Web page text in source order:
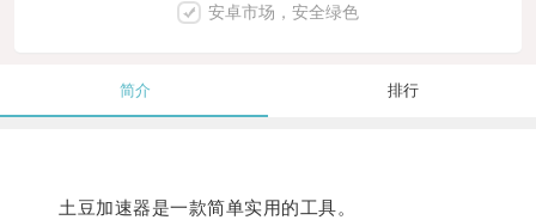
安卓市场，安全绿色
简介 排行
土豆加速器是一款简单实用的工具。